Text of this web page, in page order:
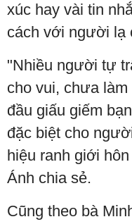
xúc hay vài tin
cách với người lạ
"Nhiều người tự
cho vui, chưa
đầu giấu giếm
đặc biệt cho
hiệu ranh giới
Ánh chia sẻ.
Cũng theo bà